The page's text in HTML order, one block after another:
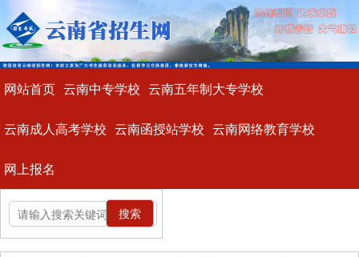
网站首页 云南中专学校 云南五年制大专学校
云南成人高考学校 云南函授站学校 云南网络教育学校
网上报名